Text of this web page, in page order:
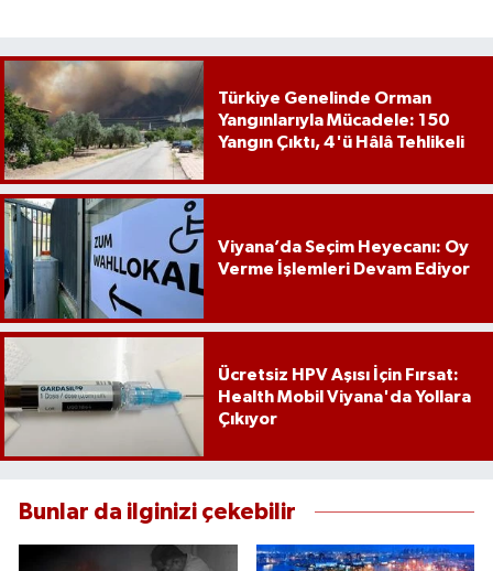
Türkiye Genelinde Orman
Yangınlarıyla Mücadele: 150
Yangın Çıktı, 4'ü Hâlâ Tehlikeli
Viyana’da Seçim Heyecanı: Oy
Verme İşlemleri Devam Ediyor
Ücretsiz HPV Aşısı İçin Fırsat:
Health Mobil Viyana'da Yollara
Çıkıyor
Bunlar da ilginizi çekebilir